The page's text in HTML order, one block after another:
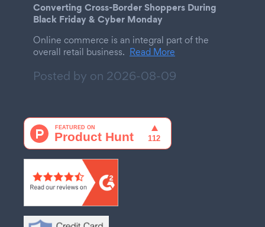
Converting Cross-Border Shoppers During
Black Friday & Cyber Monday
Online commerce is an integral part of the
overall retail business. Read More
Posted by on 2026-08-09